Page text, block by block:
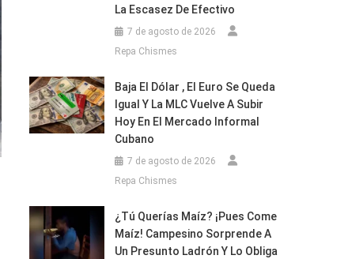
La Escasez De Efectivo
7 de agosto de 2026
Repa Chismes
Baja El Dólar , El Euro Se Queda
Igual Y La MLC Vuelve A Subir
Hoy En El Mercado Informal
Cubano
7 de agosto de 2026
Repa Chismes
¿Tú Querías Maíz? ¡Pues Come
Maíz! Campesino Sorprende A
Un Presunto Ladrón Y Lo Obliga